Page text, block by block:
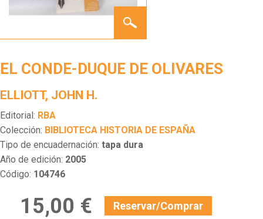
CONDE-
EL CONDE-DUQUE DE OLIVARES
ELLIOTT, JOHN H.
Editorial: RBA
Colección: BIBLIOTECA HISTORIA DE ESPAÑA
Tipo de encuadernación: tapa dura
Año de edición: 2005
Código: 104746
15,00 € Reservar/Comprar